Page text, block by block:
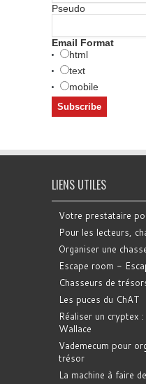
Pseudo
Email Format
html
text
mobile
LIENS UTILES
Votre prestataire
Pour les lecteurs,
Organiser une
Escape room -
Chasseurs de
Les puces du ChAT
Réaliser un cryptex
Wallace
Vademecum pour
trésor
La machine à faire